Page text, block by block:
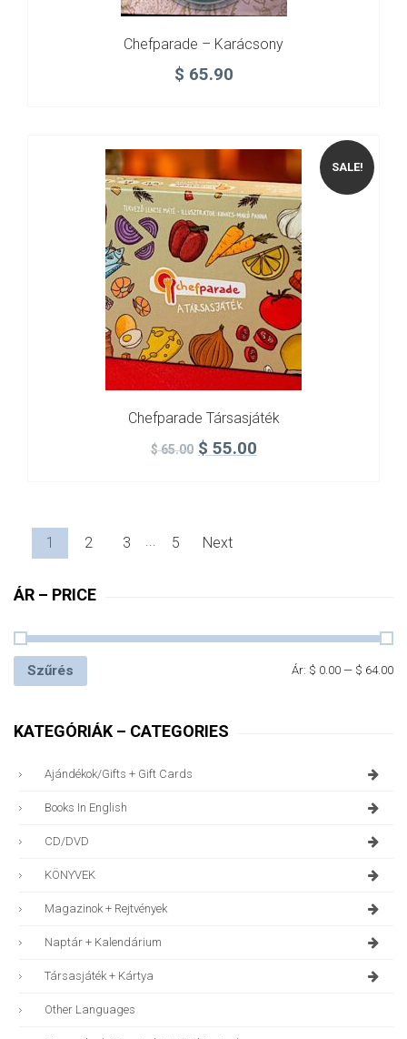
Chefparade – Karácsony
$ 65.90
SALE!
Chefparade Társasjáték
$65.00 $ 55.00
1 2 3 ... 5 Next
ÁR – PRICE
Szűrés Ár: $ 0.00 — $ 64.00
KATEGÓRIÁK – CATEGORIES
Ajándékok/gifts + Gift Cards
Books In English
CD/DVD
KÖNYVEK
Magazinok + Rejtvények
Naptár + Kalendárium
Társasjáték + Kártya
Other Languages